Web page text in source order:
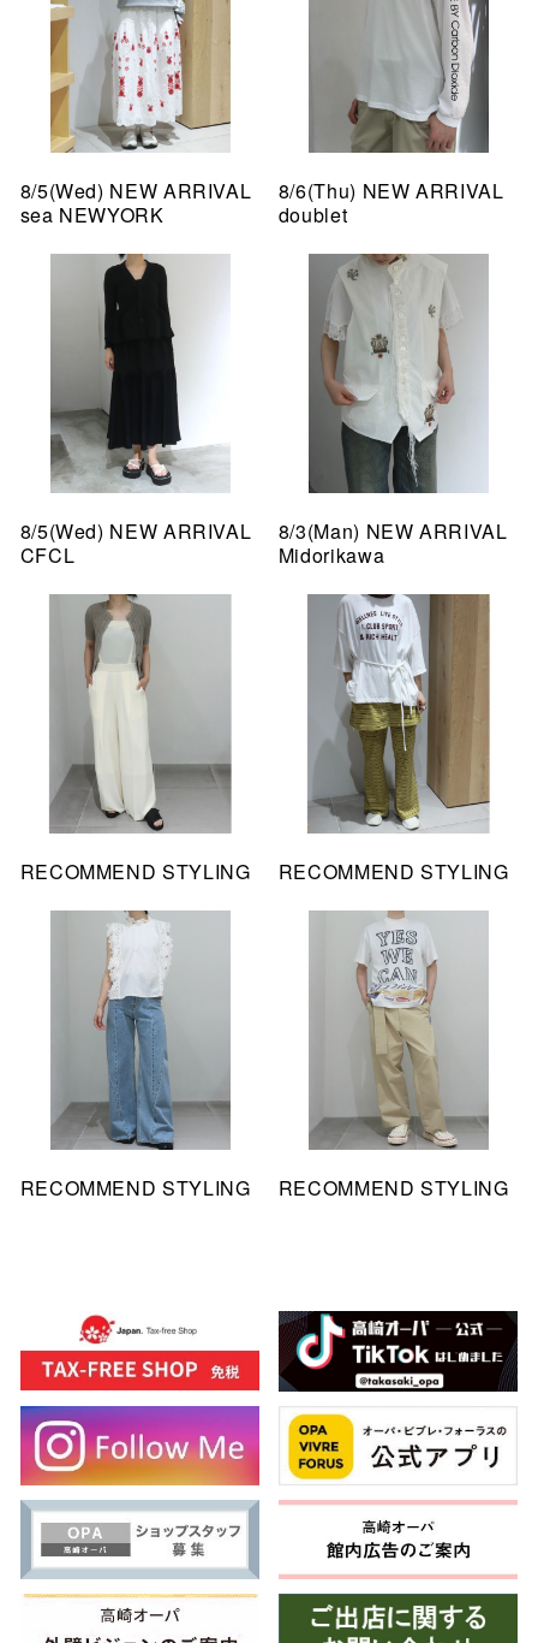
8/5(Wed) NEW ARRIVAL
sea NEWYORK
8/6(Thu) NEW ARRIVAL
doublet
8/5(Wed) NEW ARRIVAL
CFCL
8/3(Man) NEW ARRIVAL
Midorikawa
RECOMMEND STYLING RECOMMEND STYLING
RECOMMEND STYLING RECOMMEND STYLING